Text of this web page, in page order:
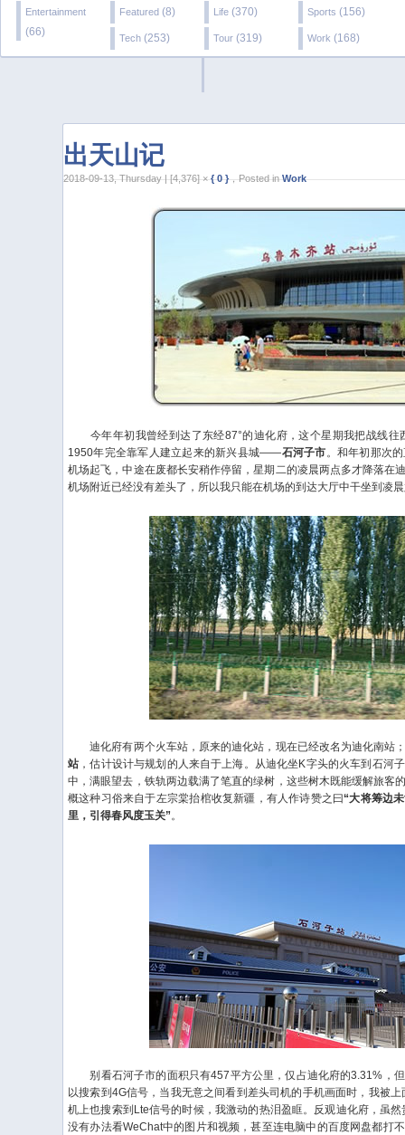
Entertainment
(66)
Featured (8) Life (370) Sports (156)
Tech (253) Tour (319) Work (168)
出天山记
2018-09-13, Thursday | [4,376] ×{ 0 }，Posted inWork
今年年初我曾经到达了东经87°的迪化府，这个星期我把战线往
1950年完全靠军人建立起来的新兴县城——石河子市。和年初那次
机场起飞，中途在废都长安稍作停留，星期二的凌晨两点多才降落在
机场附近已经没有差头了，所以我只能在机场的到达大厅中干坐到凌
迪化府有两个火车站，原来的迪化站，现在已经改名为迪化南站
站 ，估计设计与规划的人来自于上海。从迪化坐K字头的火车到石河
中，满眼望去，铁轨两边载满了笔直的绿树，这些树木既能缓解旅客
概这种习俗来自于左宗棠抬棺收复新疆，有人作诗赞之曰“大将筹边
里，引得春风度玉关”。
别看石河子市的面积只有457平方公里，仅占迪化府的3.31%，
以搜索到4G信号，当我无意之间看到差头司机的手机画面时，我被
机上也搜索到Lte信号的时候，我激动的热泪盈眶。反观迪化府，虽
没有办法看WeChat中的图片和视频，甚至连电脑中的百度网盘都打